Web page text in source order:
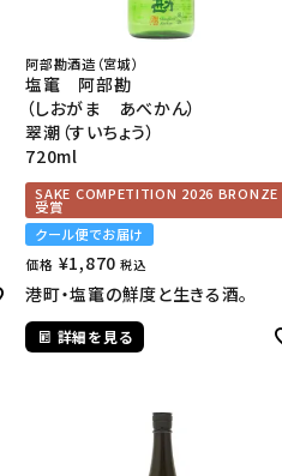
阿部勘酒造（宮城）
塩竃 阿部勘
（しおがま あべかん）
翠潮（すいちょう）
720ml
SAKE COMPETITION 2026 BRONZE
受賞
クール便でお届け
価格 ¥1,870 税込
港町・塩竃の鮮度と生きる酒。
詳細を見る